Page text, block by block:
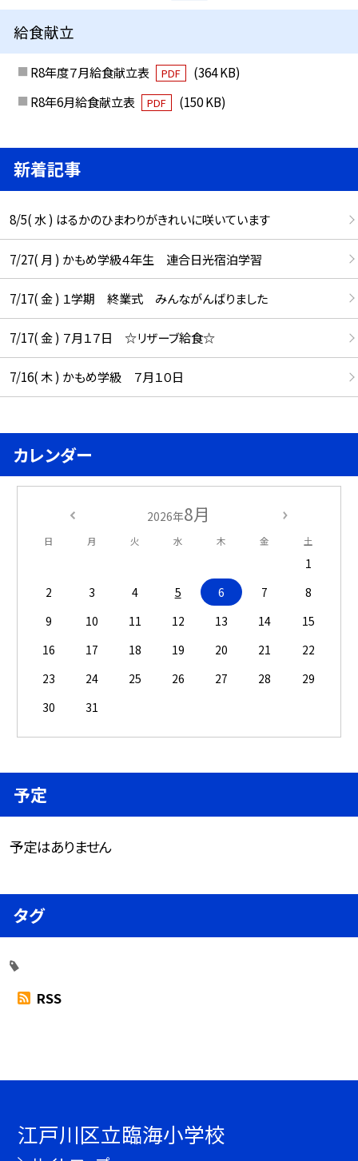
給食献立
R8年度７月給食献立表 PDF
(364 KB)
R8年6月給食献立表
PDF (150 KB)
新着記事
8/5( 水 ) はるかのひまわりがきれいに咲いています
7/27( 月 ) かもめ学級４年生 連合日光宿泊学習
7/17( 金 ) １学期 終業式 みんながんばりました
7/17( 金 ) ７月１７日 ☆リザーブ給食☆
7/16( 木 ) かもめ学級 ７月１０日
カレンダー
2026年8月
日 月 火 水 木 金 土
1
2
3 4 5 6 7
8
9
10 11 12 13 14
15
16
17 18 19 20 21
22
23
24 25 26 27 28
29
30
31
予定
予定はありません
タグ
RSS
江戸川区立臨海小学校